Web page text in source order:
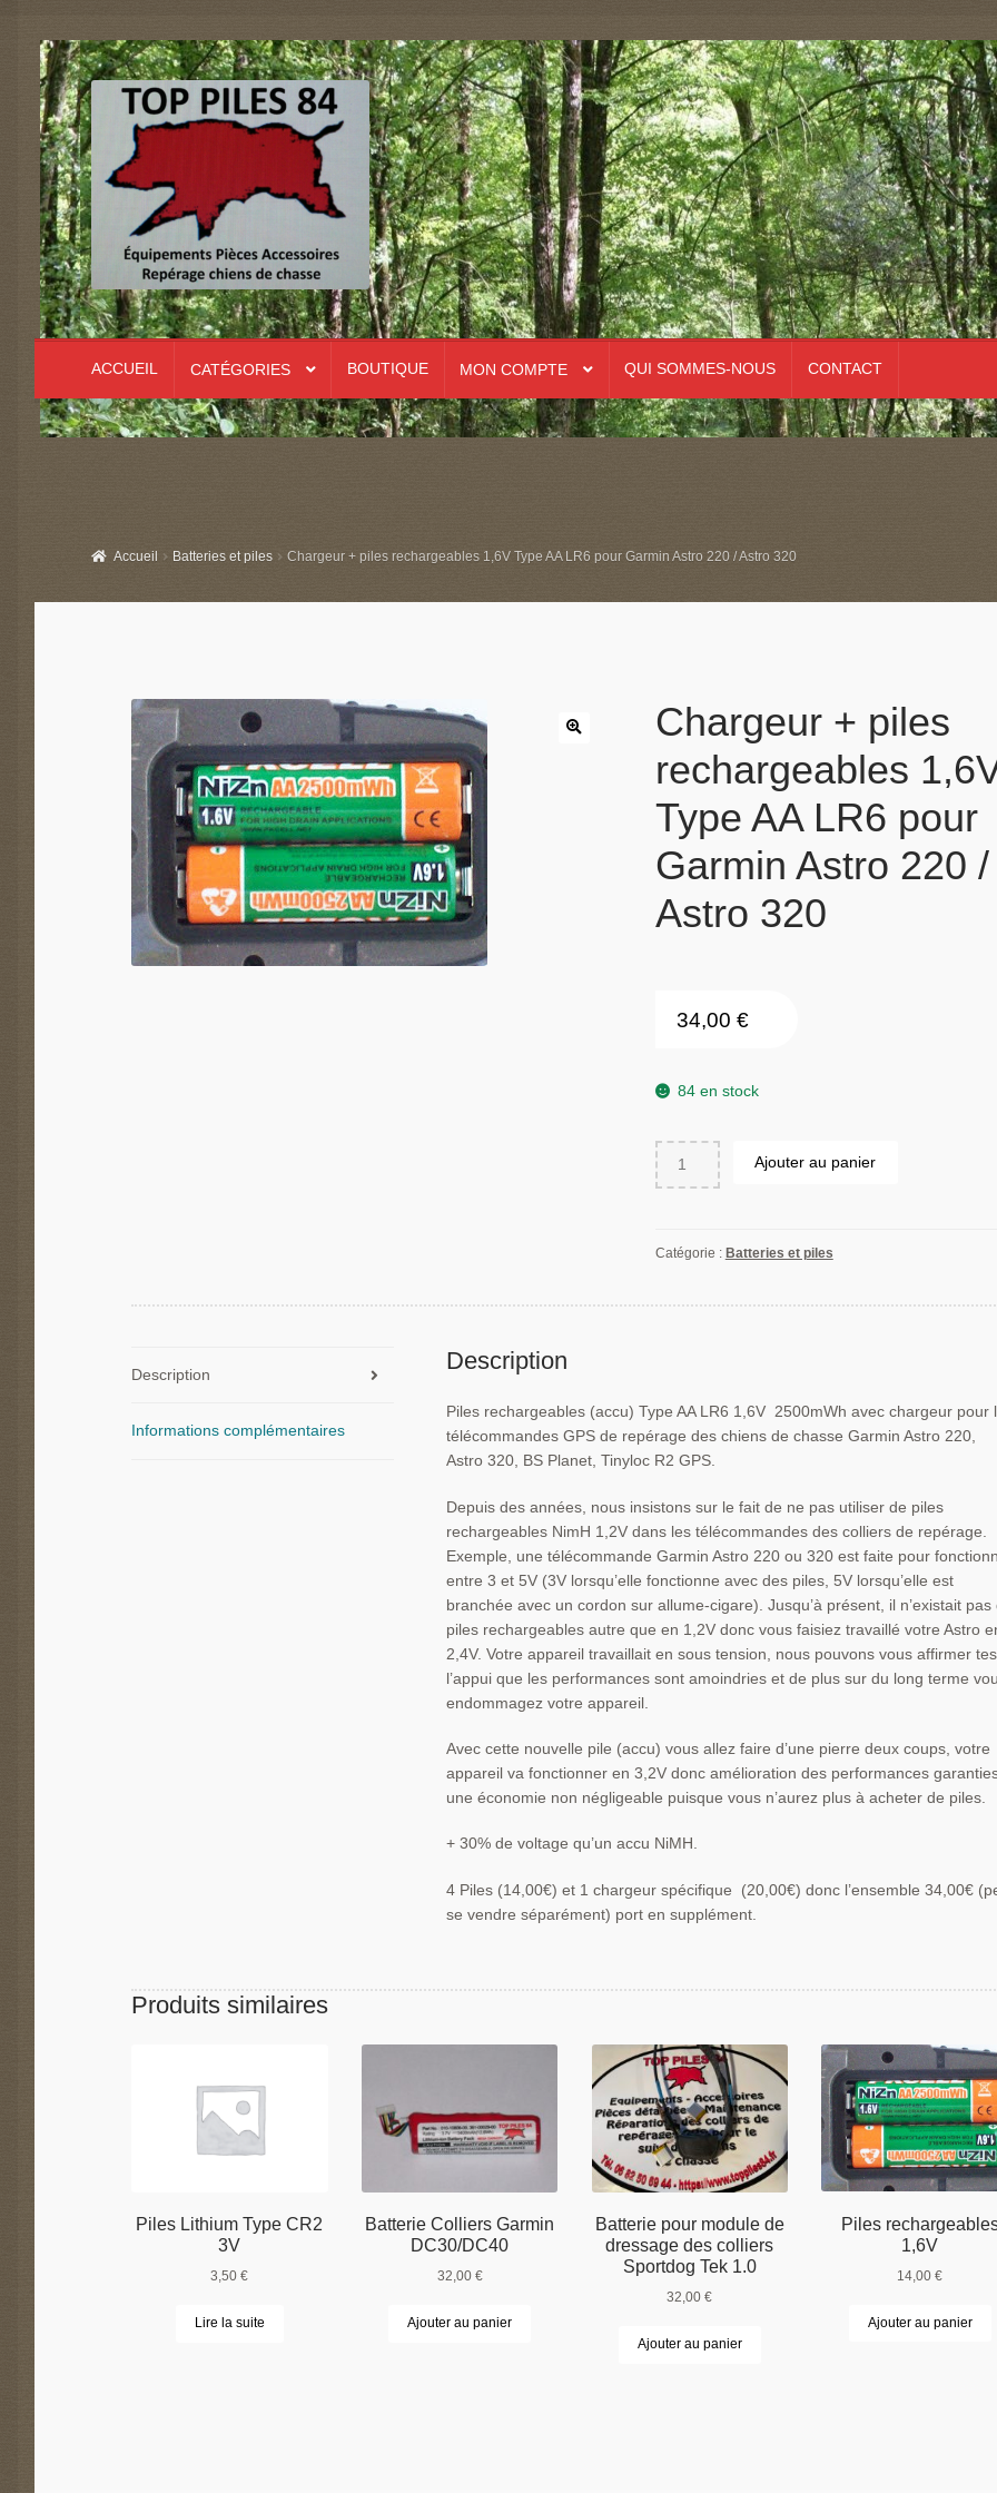
Aller
à
la
navigation
Aller
au
contenu
ACCUEIL CATÉGORIES BOUTIQUE MON COMPTE QUI SOMMES-NOUS CONTACT
Accueil Batteries et piles Chargeur + piles rechargeables 1,6V Type AA LR6 pour Garmin Astro 220 / Astro 320
Chargeur + piles
rechargeables
Type AA LR6 pour
Garmin Astro 220 /
Astro 320
34,00€
84 en stock
quantité
de
piles
Garmin
Astro
220
Ajouter au panier
Catégorie : Batteries et piles
Description
Informations complémentaires
Description
Piles rechargeables (accu) Type AA LR6 1,6V 2500mWh avec chargeur pour
télécommandes GPS de repérage des chiens de chasse Garmin Astro 220,
Astro 320, BS Planet, Tinyloc R2 GPS.
Depuis des années, nous insistons sur le fait de ne pas utiliser de piles
rechargeables NimH 1,2V dans les télécommandes des colliers de repérage.
Exemple, une télécommande Garmin Astro 220 ou 320 est faite pour
entre 3 et 5V (3V lorsqu’elle fonctionne avec des piles, 5V lorsqu’elle est
branchée avec un cordon sur allume-cigare). Jusqu’à présent, il n’existait pas
piles rechargeables autre que en 1,2V donc vous faisiez travaillé votre Astro
2,4V. Votre appareil travaillait en sous tension, nous pouvons vous affirmer
l’appui que les performances sont amoindries et de plus sur du long terme
endommagez votre appareil.
Avec cette nouvelle pile (accu) vous allez faire d’une pierre deux coups, votre
appareil va fonctionner en 3,2V donc amélioration des performances
une économie non négligeable puisque vous n’aurez plus à acheter de piles.
+ 30% de voltage qu’un accu NiMH.
4 Piles (14,00€) et 1 chargeur spécifique (20,00€) donc l’ensemble 34,00€
se vendre séparément) port en supplément.
Produits similaires
Piles Lithium Type CR2
3V
3,50€
Lire la suite
Batterie Colliers Garmin
DC30/DC40
32,00 €
Ajouter au panier
Batterie pour module de
dressage des colliers
Sportdog Tek 1.0
32,00€
Ajouter au panier
Piles
1,6V
14,00€
Ajouter au panier